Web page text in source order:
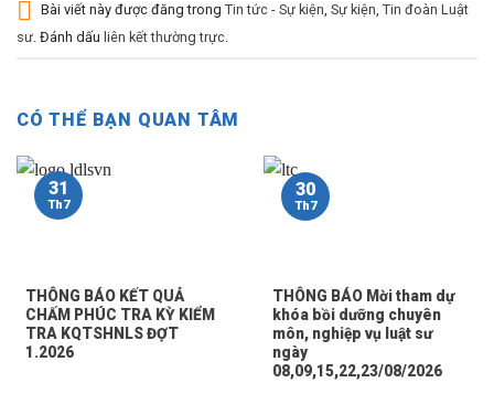
Bài viết này được đăng trong Tin tức - Sự kiện, Sự kiện, Tin đoàn Luật
sư. Đánh dấu liên kết thường trực.
CÓ THỂ BẠN QUAN TÂM
THÔNG BÁO KẾT QUẢ
CHẤM PHÚC TRA KỲ KIỂM
TRA KQTSHNLS ĐỢT
1.2026
31
Th7
THÔNG BÁO Mời tham dự
khóa bồi dưỡng chuyên
môn, nghiệp vụ luật sư
ngày
08,09,15,22,23/08/2026
30
Th7